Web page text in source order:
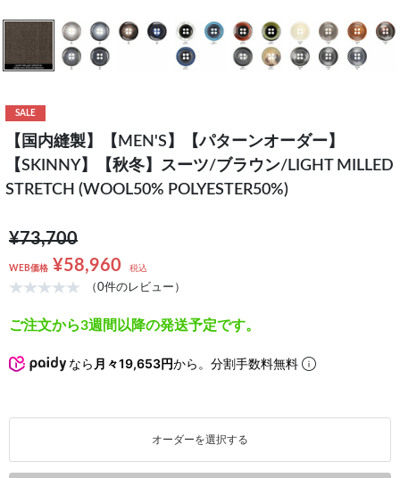
SALE
【国内縫製】【MEN'S】【パターンオーダー】
【SKINNY】【秋冬】スーツ/ブラウン/LIGHT MILLED
STRETCH (WOOL50% POLYESTER50%)
¥73,700
WEB価格 ¥58,960 税込
（0件のレビュー）
ご注文から3週間以降の発送予定です。
なら 月々19,653円から。分割手数料無料
オーダーを選択する